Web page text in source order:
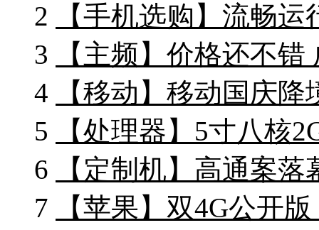
2
【手机选购】流畅
3
【主频】价格还不
4
【移动】移动国庆
5
【处理器】5寸八核
6
【定制机】高通案
7
【苹果】双4G公开